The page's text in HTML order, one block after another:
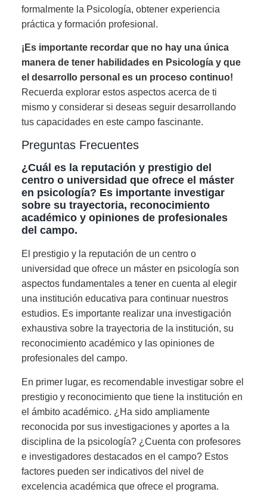
formalmente la Psicología, obtener experiencia
práctica y formación profesional.
¡Es importante recordar que no hay una única
manera de tener habilidades en Psicología y que
el desarrollo personal es un proceso continuo!
Recuerda explorar estos aspectos acerca de ti
mismo y considerar si deseas seguir desarrollando
tus capacidades en este campo fascinante.
Preguntas Frecuentes
¿Cuál es la reputación y prestigio del
centro o universidad que ofrece el máster
en psicología? Es importante investigar
sobre su trayectoria, reconocimiento
académico y opiniones de profesionales
del campo.
El prestigio y la reputación de un centro o
universidad que ofrece un máster en psicología son
aspectos fundamentales a tener en cuenta al elegir
una institución educativa para continuar nuestros
estudios. Es importante realizar una investigación
exhaustiva sobre la trayectoria de la institución, su
reconocimiento académico y las opiniones de
profesionales del campo.
En primer lugar, es recomendable investigar sobre el
prestigio y reconocimiento que tiene la institución en
el ámbito académico. ¿Ha sido ampliamente
reconocida por sus investigaciones y aportes a la
disciplina de la psicología? ¿Cuenta con profesores
e investigadores destacados en el campo? Estos
factores pueden ser indicativos del nivel de
excelencia académica que ofrece el programa.